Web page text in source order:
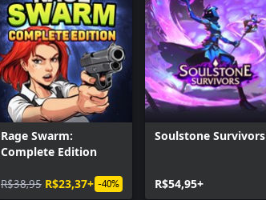
Rage Swarm:
Complete Edition
R$38,95 R$23,37+ -40%
Soulstone Survivors
R$54,95+